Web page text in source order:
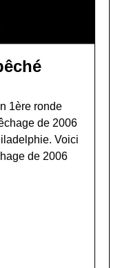
1ère ronde
de 2006
Voici
de 2006